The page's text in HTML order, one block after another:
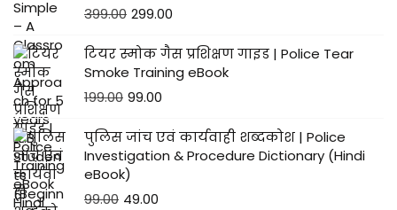
399.00 299.00
टियर स्मोक गैस प्रशिक्षण गाइड | Police Tear
Smoke Training eBook
199.00 99.00
पुलिस जांच एवं कार्यवाही शब्दकोश | Police
Investigation & Procedure Dictionary (Hindi
eBook)
99.00 49.00